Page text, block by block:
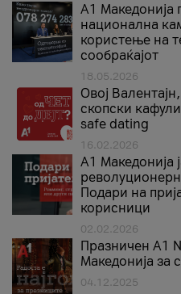
A1 Македонија
национална
користење на
сообраќајот
18.05.2026
Овој
скопски
safe dating
16.02.2026
А1 Македонија
Подари на
корисници
02.02.2026
Празничен A1
Македонија за
04.12.2025